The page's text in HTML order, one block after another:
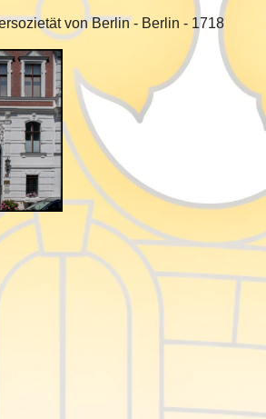
von Berlin - Berlin - 1718